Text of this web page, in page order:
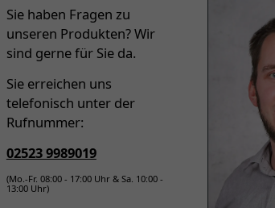
Sie haben Fragen zu
unseren Produkten? Wir
sind gerne für Sie da.
Sie erreichen uns
telefonisch unter der
Rufnummer:
02523 9989019
(Mo.-Fr. 08:00 - 17:00 Uhr & Sa. 10:00 -
13:00 Uhr)